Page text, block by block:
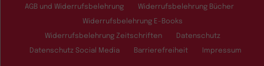
AGB und Widerrufsbelehrung Widerrufsbelehrung Bücher
Widerrufsbelehrung E-Books
Widerrufsbelehrung Zeitschriften Datenschutz
Datenschutz Social Media Barrierefreiheit Impressum